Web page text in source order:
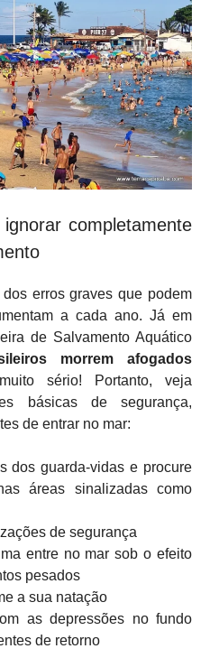
completamente
erros graves que podem
a cada ano. Já em
de Salvamento Aquático
morrem afogados
sério! Portanto, veja
básicas de segurança,
de entrar no mar:
dos guarda-vidas e procure
áreas sinalizadas como
de segurança
entre no mar sob o efeito
pesados
a sua natação
as depressões no fundo
de retorno